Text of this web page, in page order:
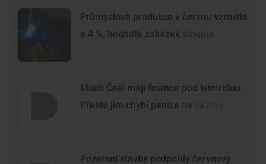
Průmyslová produkce v červnu vzrostla
o 4 %, hodnota zakázek stoupla
Mladí Češi mají finance pod kontrolou.
Přesto jim chybí peníze na zážitky
Pozemní stavby podpořily červnový